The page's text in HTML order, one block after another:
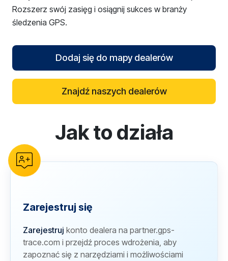
Rozszerz swój zasięg i osiągnij sukces w branży
śledzenia GPS.
Dodaj się do mapy dealerów
Znajdź naszych dealerów
reCAPTCHA verificationJak to działa
Zarejestruj się
Zarejestruj konto dealera na partner.gps-
trace.com i przejdź proces wdrożenia, aby
zapoznać się z narzędziami i możliwościami